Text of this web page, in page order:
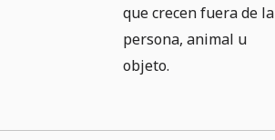
que crecen fuera de la
persona, animal u
objeto.